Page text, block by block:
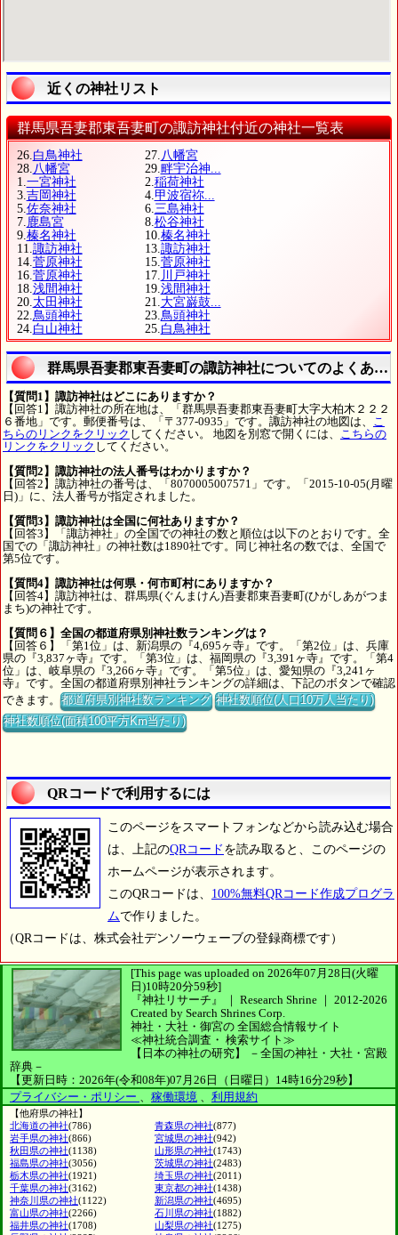
近くの神社リスト
群馬県吾妻郡東吾妻町の諏訪神社付近の神社一覧表
26.白鳥神社 27.八幡宮
28.八幡宮 29.畔宇治神...
1.一宮神社 2.稲荷神社
3.吉岡神社 4.甲波宿祢...
5.佐奈神社 6.三島神社
7.鹿島宮 8.松谷神社
9.榛名神社 10.榛名神社
11.諏訪神社 13.諏訪神社
14.菅原神社 15.菅原神社
16.菅原神社 17. 川戸神社
18.浅間神社 19.浅間神社
20.太田神社 21.大宮巌鼓...
22.鳥頭神社 23.鳥頭神社
24.白山神社 25.白鳥神社
群馬県吾妻郡東吾妻町の諏訪神社についてのよくある
【質問1】諏訪神社はどこにありますか？
【回答1】諏訪神社の所在地は、「群馬県吾妻郡東吾妻町大字大柏木２２２
６番地」です。郵便番号は、「〒377-0935」です。諏訪神社の地図は、 こ
ちらのリンクをクリック してください。 地図を別窓で開くには、 こちらの
リンクをクリック してください。
【質問2】諏訪神社の法人番号はわかりますか？
【回答2】諏訪神社の番号は、「8070005007571」です。「2015-10-05(月曜
日)」に、法人番号が指定されました。
【質問3】諏訪神社は全国に何社ありますか？
【回答3】「諏訪神社」の全国での神社の数と順位は以下のとおりです。全
国での「諏訪神社」の神社数は1890社です。同じ神社名の数では、全国で
第5位です。
【質問4】諏訪神社は何県・何市町村にありますか？
【回答4】諏訪神社は、群馬県(ぐんまけん)吾妻郡東吾妻町(ひがしあがつま
まち)の神社です。
【質問６】全国の都道府県別神社数ランキングは？
【回答６】「第1位」は、新潟県の『4,695ヶ寺』です。「第2位」は、兵庫
県の『3,837ヶ寺』です。「第3位」は、福岡県の『3,391ヶ寺』です。「第4
位」は、岐阜県の『3,266ヶ寺』です。「第5位」は、愛知県の『3,241ヶ
寺』です。全国の都道府県別神社ランキングの詳細は、下記のボタンで確認
できます。都道府県別神社数ランキング 神社数順位(人口10万人当たり)
神社数順位(面積100平方Km当たり)
QRコードで利用するには
このページをスマートフォンなどから読み込む場合
は、上記のQRコード を読み取ると、このページの
ホームページが表示されます。
このQRコードは、 100%無料QRコード作成プログラ
ムで作りました。
（QRコードは、株式会社デンソーウェーブの登録商標です）
[This page was uploaded on 2026年07月28日(火曜
日)10時20分59秒]
『神社リサーチ』 ｜ Research Shrine ｜ 2012-2026
Created by Search Shrines Corp.
神社・大社・御宮の 全国総合情報サイト
≪神社統合調査・ 検索サイト≫
【日本の神社の研究】
－全国の神社・大社・宮殿
辞典－
【更新日時：2026年(令和08年)07月26日（日曜日）14時16分29秒】
プライバシー・ポリシー 、 稼働環境 、 利用規約
【他府県の神社】
北海道の神社(786) 青森県の神社(877)
岩手県の神社(866) 宮城県の神社(942)
秋田県の神社(1138) 山形県の神社(1743)
福島県の神社(3056) 茨城県の神社(2483)
栃木県の神社(1921) 埼玉県の神社(2011)
千葉県の神社(3162) 東京都の神社(1438)
神奈川県の神社(1122) 新潟県の神社(4695)
富山県の神社(2266) 石川県の神社(1882)
福井県の神社(1708) 山梨県の神社(1275)